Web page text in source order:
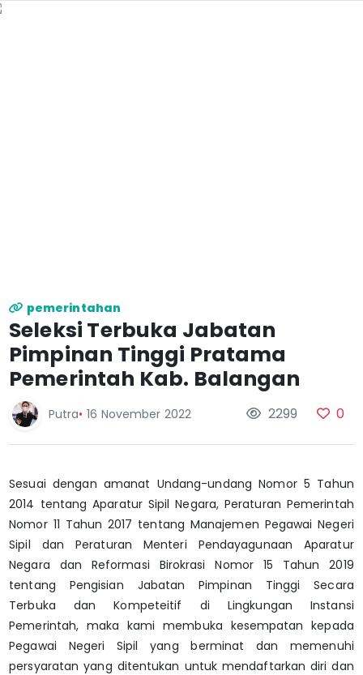
pemerintahan
Seleksi Terbuka Jabatan
Pimpinan Tinggi Pratama
Pemerintah Kab. Balangan
Putra• 16 November 2022 2299 0
Sesuai dengan amanat Undang-undang Nomor 5 Tahun
2014 tentang Aparatur Sipil Negara, Peraturan Pemerintah
Nomor 11 Tahun 2017 tentang Manajemen Pegawai Negeri
Sipil dan Peraturan Menteri Pendayagunaan Aparatur
Negara dan Reformasi Birokrasi Nomor 15 Tahun 2019
tentang Pengisian Jabatan Pimpinan Tinggi Secara
Terbuka dan Kompeteitif di Lingkungan Instansi
Pemerintah, maka kami membuka kesempatan kepada
Pegawai Negeri Sipil yang berminat dan memenuhi
persyaratan yang ditentukan untuk mendaftarkan diri dan